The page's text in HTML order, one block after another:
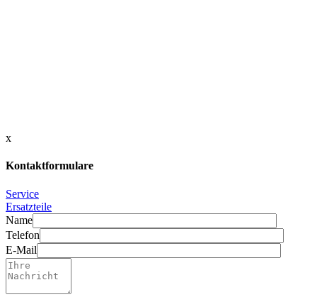
x
Kontaktformulare
Service
Ersatzteile
Name
Telefon
E-Mail